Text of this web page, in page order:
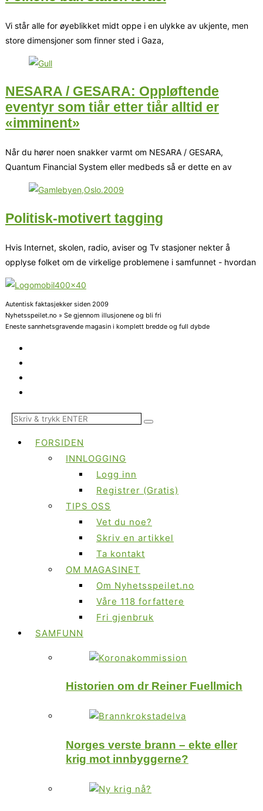
Vi står alle for øyeblikket midt oppe i en ulykke av ukjente, men
store dimensjoner som finner sted i Gaza,
NESARA / GESARA: Oppløftende
eventyr som tiår etter tiår alltid er
«imminent»
Når du hører noen snakker varmt om NESARA / GESARA,
Quantum Financial System eller medbeds så er dette en av
Politisk-motivert tagging
Hvis Internet, skolen, radio, aviser og Tv stasjoner nekter å
opplyse folket om de virkelige problemene i samfunnet - hvordan
Autentisk faktasjekker siden 2009
Nyhetsspeilet.no » Se gjennom illusjonene og bli fri
Eneste sannhetsgravende magasin i komplett bredde og full dybde
FORSIDEN
INNLOGGING
Logg inn
Registrer (Gratis)
TIPS OSS
Vet du noe?
Skriv en artikkel
Ta kontakt
OM MAGASINET
Om Nyhetsspeilet.no
Våre 118 forfattere
Fri gjenbruk
SAMFUNN
Historien om dr Reiner Fuellmich
Norges verste brann – ekte eller
krig mot innbyggerne?